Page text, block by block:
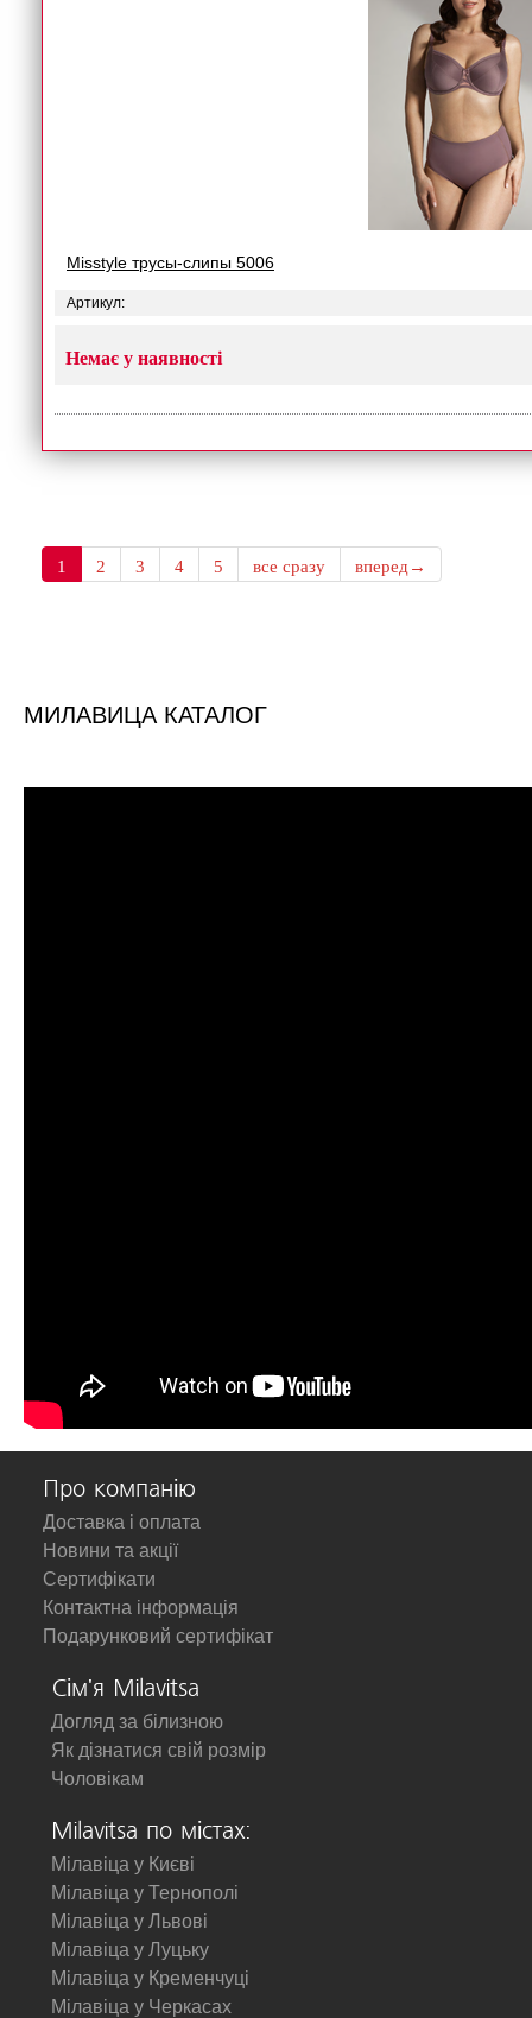
Misstyle трусы-слипы 5006
Артикул:
Немає у наявності
1 2 3 4 5 все сразу вперед→
МИЛАВИЦА КАТАЛОГ
Про компанію
Доставка і оплата
Новини та акції
Сертифікати
Контактна інформація
Подарунковий сертифікат
Сім'я Milavitsa
Догляд за білизною
Як дізнатися свій розмір
Чоловікам
Milavitsa по містах:
Мілавіца у Києві
Мілавіца у Тернополі
Мілавіца у Львові
Мілавіца у Луцьку
Мілавіца у Кременчуці
Мілавіца у Черкасах